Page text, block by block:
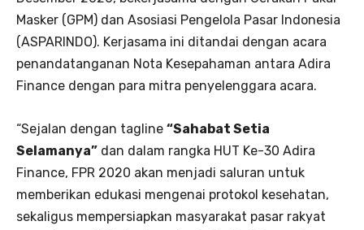
Masker (GPM) dan Asosiasi Pengelola Pasar Indonesia
(ASPARINDO). Kerjasama ini ditandai dengan acara
penandatanganan Nota Kesepahaman antara Adira
Finance dengan para mitra penyelenggara acara.
“Sejalan dengan tagline “Sahabat Setia
Selamanya” dan dalam rangka HUT Ke-30 Adira
Finance, FPR 2020 akan menjadi saluran untuk
memberikan edukasi mengenai protokol kesehatan,
sekaligus mempersiapkan masyarakat pasar rakyat